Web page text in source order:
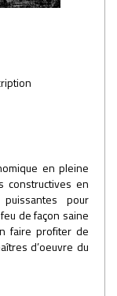
en pleine
constructives en
pour
de façon saine
faire profiter de
d’oeuvre du